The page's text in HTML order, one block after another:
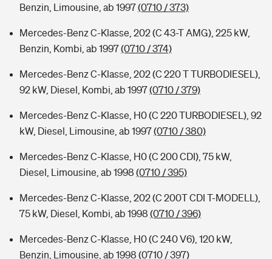
Benzin, Limousine, ab 1997(0710 / 373)
Mercedes-Benz C-Klasse, 202 (C 43-T AMG), 225 kW,
Benzin, Kombi, ab 1997(0710 / 374)
Mercedes-Benz C-Klasse, 202 (C 220 T TURBODIESEL),
92 kW, Diesel, Kombi, ab 1997(0710 / 379)
Mercedes-Benz C-Klasse, H0 (C 220 TURBODIESEL), 92
kW, Diesel, Limousine, ab 1997(0710 / 380)
Mercedes-Benz C-Klasse, H0 (C 200 CDI), 75 kW,
Diesel, Limousine, ab 1998 (0710 / 395)
Mercedes-Benz C-Klasse, 202 (C 200T CDI T-MODELL),
75 kW, Diesel, Kombi, ab 1998 (0710 / 396)
Mercedes-Benz C-Klasse, H0 (C 240 V6), 120 kW,
Benzin, Limousine, ab 1998 (0710 / 397)